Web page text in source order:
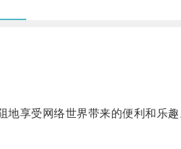
享受网络世界带来的便利和乐趣